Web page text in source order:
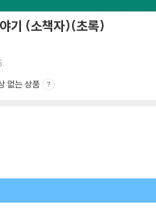
기 (소책자)(초록)
없는 상품